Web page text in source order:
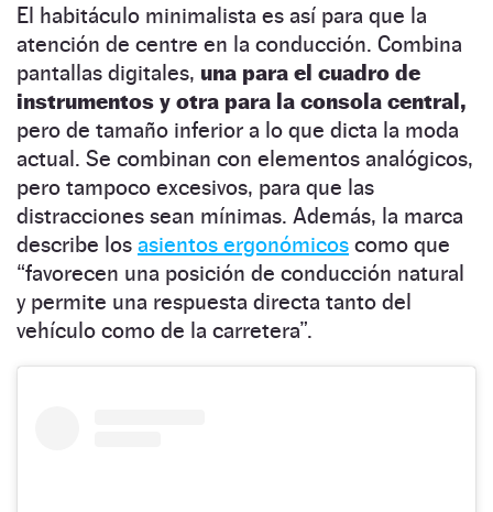
El habitáculo minimalista es así para que la
atención de centre en la conducción. Combina
pantallas digitales, una para el cuadro de
instrumentos y otra para la consola central,
pero de tamaño inferior a lo que dicta la moda
actual. Se combinan con elementos analógicos,
pero tampoco excesivos, para que las
distracciones sean mínimas. Además, la marca
describe los asientos ergonómicos como que
“favorecen una posición de conducción natural
y permite una respuesta directa tanto del
vehículo como de la carretera”.